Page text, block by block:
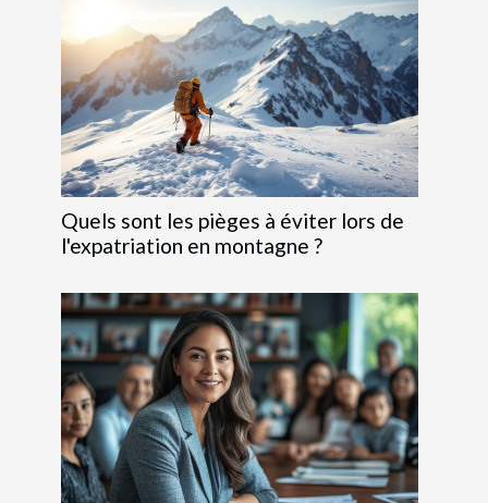
Quels sont les pièges à éviter lors de
l'expatriation en montagne ?